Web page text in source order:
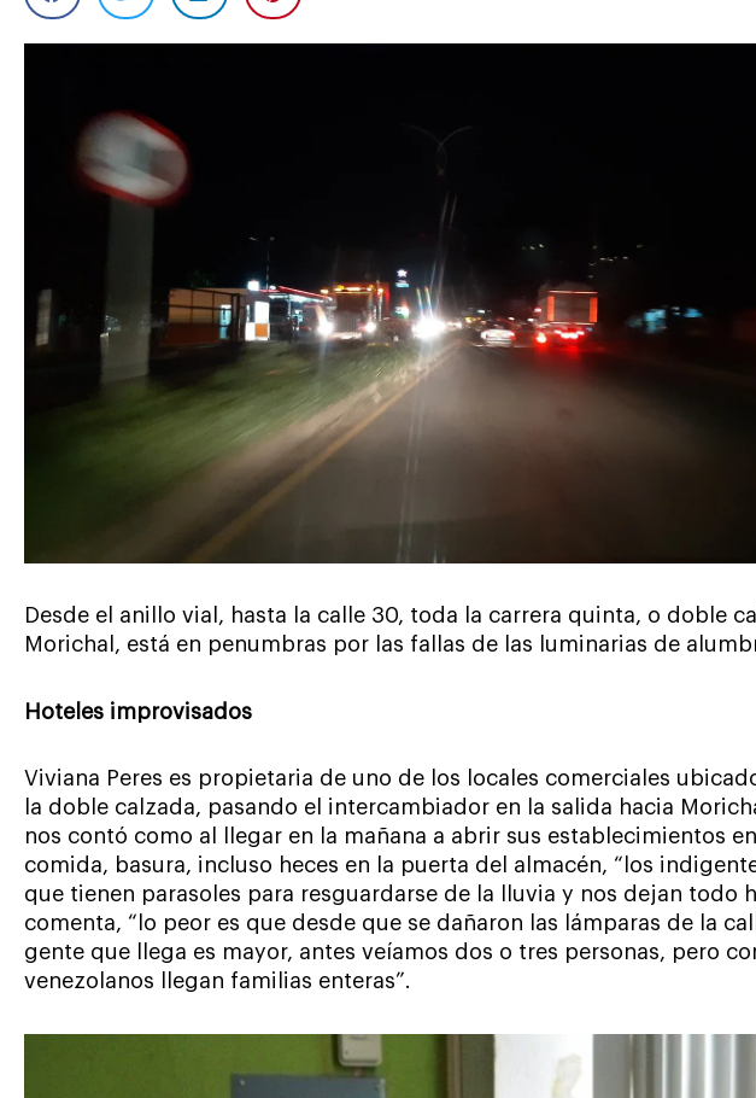
Desde el anillo vial, hasta la calle 30, toda la carrera quinta, o doble
Morichal, está en penumbras por las fallas de las luminarias de
Hoteles improvisados
Viviana Peres es propietaria de uno de los locales comerciales
la doble calzada, pasando el intercambiador en la salida hacia
nos contó como al llegar en la mañana a abrir sus establecimientos
comida, basura, incluso heces en la puerta del almacén, “los
que tienen parasoles para resguardarse de la lluvia y nos dejan todo
comenta, “lo peor es que desde que se dañaron las lámparas de la
gente que llega es mayor, antes veíamos dos o tres personas, pero
venezolanos llegan familias enteras”.